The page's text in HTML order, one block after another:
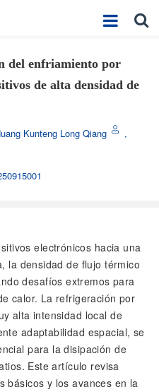
del enfriamiento por
de alta densidad de
Kunteng Long Qiang
,
electrónicos hacia una
la densidad de flujo térmico
desafíos extremos para
calor. La refrigeración por
alta intensidad local de
adaptabilidad espacial, se
para la disipación de
Este artículo revisa
básicos y los avances en la